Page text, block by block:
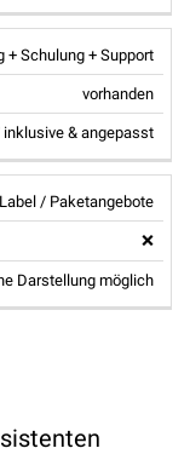
+ Schulung + Support
vorhanden
inklusive & angepasst
/ Paketangebote
❌
Darstellung möglich